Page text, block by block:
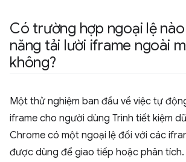
Có trường hợp ngoại lệ
năng tải lười iframe ngoài
không?
Một thử nghiệm ban đầu về việc tự
iframe cho người dùng Trình tiết kiệm
Chrome có một ngoại lệ đối với các
được dùng để giao tiếp hoặc phân